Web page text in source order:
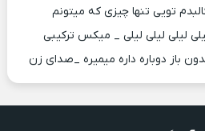
تویی تنها چیزی که میتونم
لیلی لیلی لیلی _ میکس ترکیبی
باز دوباره داره میمیره _صدای زن